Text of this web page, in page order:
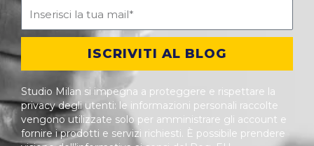
ISCRIVITI AL BLOG
Studio Milan si impegna a proteggere e rispettare la
privacy degli utenti: le informazioni personali raccolte
vengono utilizzate solo per amministrare gli account e
fornire i prodotti e servizi richiesti. È possibile prendere